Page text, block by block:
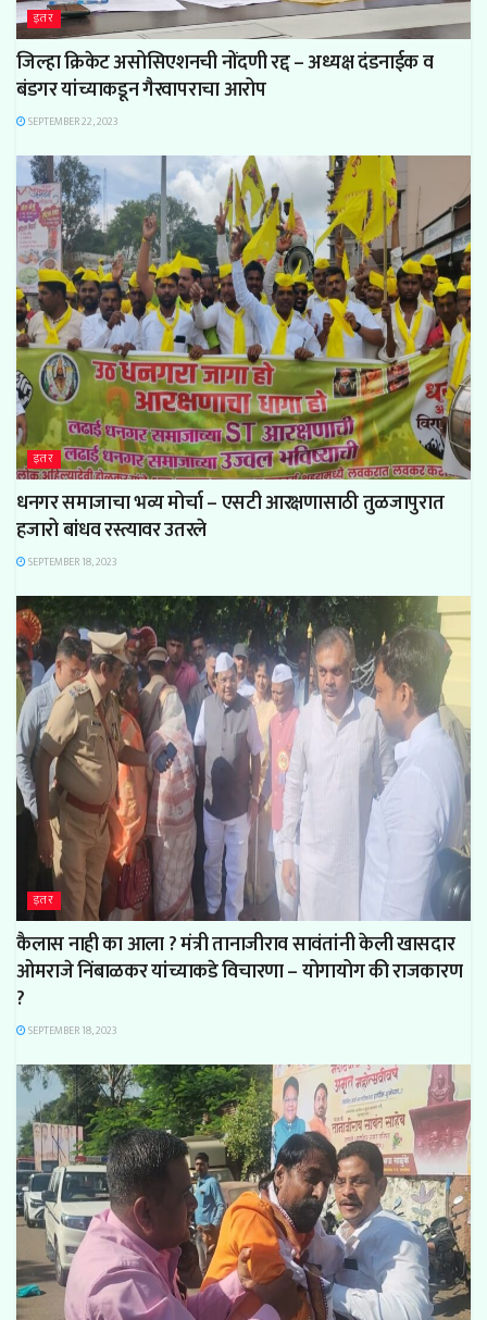
इतर
जिल्हा क्रिकेट असोसिएशनची नोंदणी रद्द – अध्यक्ष दंडनाईक व
बंडगर यांच्याकडून गैरवापराचा आरोप
SEPTEMBER 22, 2023
इतर
धनगर समाजाचा भव्य मोर्चा – एसटी आरक्षणासाठी तुळजापुरात
हजारो बांधव रस्त्यावर उतरले
SEPTEMBER 18, 2023
इतर
कैलास नाही का आला ? मंत्री तानाजीराव सावंतांनी केली खासदार
ओमराजे निंबाळकर यांच्याकडे विचारणा – योगायोग की राजकारण
?
SEPTEMBER 18, 2023